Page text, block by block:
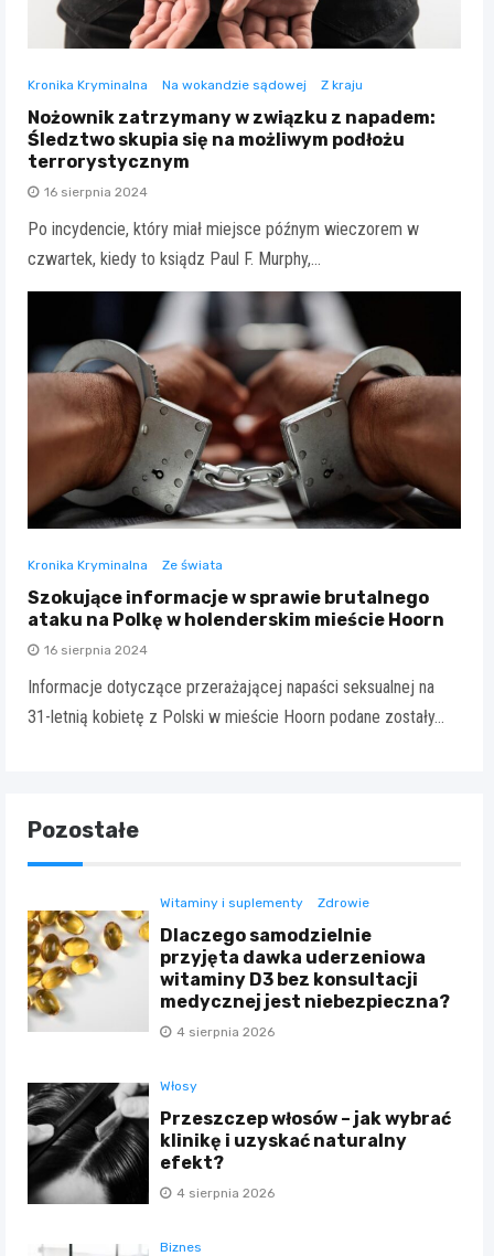
Kronika Kryminalna Na wokandzie sądowej Z kraju
Nożownik zatrzymany w związku z napadem:
Śledztwo skupia się na możliwym podłożu
terrorystycznym
16 sierpnia 2024
Po incydencie, który miał miejsce późnym wieczorem w
czwartek, kiedy to ksiądz Paul F. Murphy,…
Kronika Kryminalna Ze świata
Szokujące informacje w sprawie brutalnego
ataku na Polkę w holenderskim mieście Hoorn
16 sierpnia 2024
Informacje dotyczące przerażającej napaści seksualnej na
31-letnią kobietę z Polski w mieście Hoorn podane zostały…
Pozostałe
Witaminy i suplementy Zdrowie
Dlaczego samodzielnie
przyjęta dawka uderzeniowa
witaminy D3 bez konsultacji
medycznej jest niebezpieczna?
4 sierpnia 2026
Włosy
Przeszczep włosów – jak wybrać
klinikę i uzyskać naturalny
efekt?
4 sierpnia 2026
Biznes